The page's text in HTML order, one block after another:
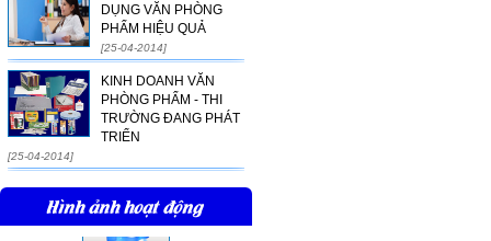
DỤNG VĂN PHÒNG
PHẨM HIỆU QUẢ
[25-04-2014]
KINH DOANH VĂN
PHÒNG PHẨM - THI
TRƯỜNG ĐANG PHÁT
TRIỂN
[25-04-2014]
Hình ảnh hoạt động